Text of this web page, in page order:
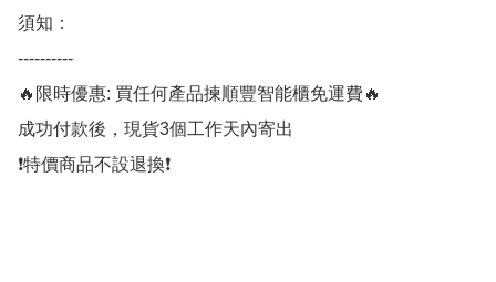
須知：
----------
🔥限時優惠: 買任何產品揀順豐智能櫃免運費🔥
成功付款後，現貨3個工作天內寄出
❗️特價商品不設退換❗️